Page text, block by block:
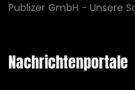
Publizer GmbH - Unsere
Nachrichtenportale